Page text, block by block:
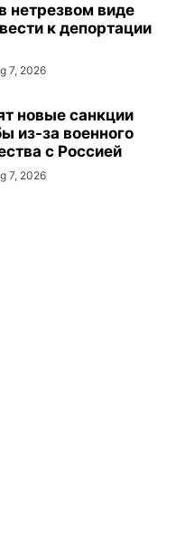
нетрезвом виде
к депортации
7, 2026
новые санкции
из-за военного
с Россией
7, 2026